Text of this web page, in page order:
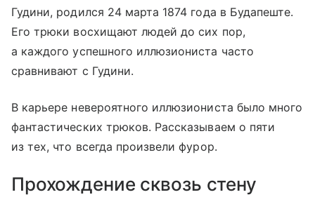
Гудини, родился 24 марта 1874 года в Будапеште.
Его трюки восхищают людей до сих пор,
а каждого успешного иллюзиониста часто
сравнивают с Гудини.
В карьере невероятного иллюзиониста было много
фантастических трюков. Рассказываем о пяти
из тех, что всегда произвели фурор.
Прохождение сквозь стену